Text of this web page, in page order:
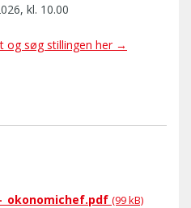
kl. 10.00
og søg stillingen her →
_okonomichef.pdf (99 kB)